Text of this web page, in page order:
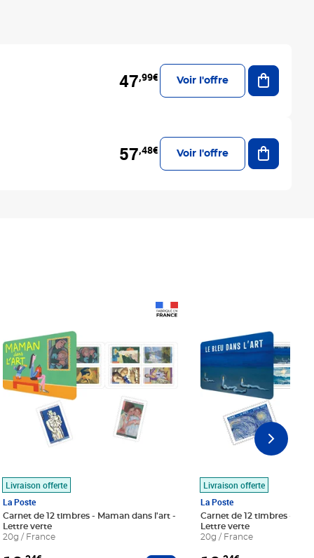
47,99€ Voir l'offre
Ajouter
57,48€ Voir l'offre
Ajouter
Livraison offerte
La Poste
Carnet de 12 timbres - Maman dans l'art -
Lettre verte
20g / France
Livraison offerte
La Poste
Carnet de 12 timbres - Le
Lettre verte
20g / France